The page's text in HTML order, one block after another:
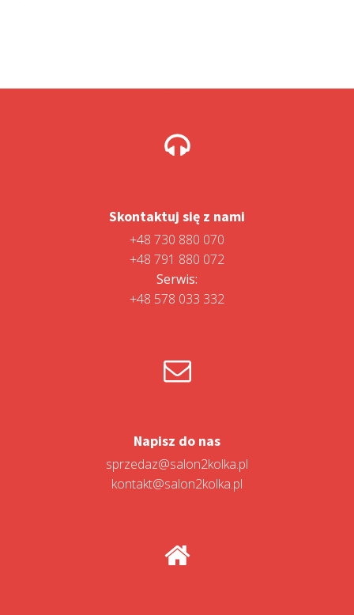
Skontaktuj się z nami
+48 730 880 070
+48 791 880 072
Serwis:
+48 578 033 332
Napisz do nas
sprzedaz@salon2kolka.pl
kontakt@salon2kolka.pl